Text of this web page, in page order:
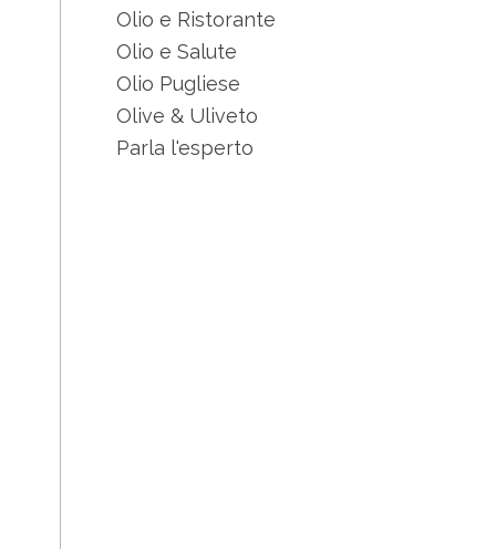
Olio e Ristorante
Olio e Salute
Olio Pugliese
Olive & Uliveto
Parla l'esperto